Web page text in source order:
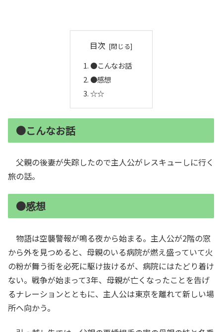
目次
●こんなお話
●感想
☆☆
●こんなお話
父親の後妻が失踪したので主人公がレスキューしに行く
旅の話。
●感想
物語は空襲警報が鳴る夜から始まる。主人公が2階の窓
から外を見つめると、母親のいる病院が燃え盛っていて火
の粉が舞う街を必死に駆け抜けるが、病院にはたどり着け
ない。戦争が始まって3年、母親が亡くなったことを告げ
るナレーションとともに、主人公は東京を離れて新しい場
所へ向かう。